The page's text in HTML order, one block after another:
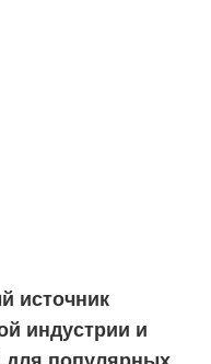
источник
индустрии и